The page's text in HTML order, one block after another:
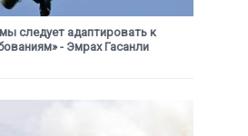
следует адаптировать к
- Эмрах Гасанли